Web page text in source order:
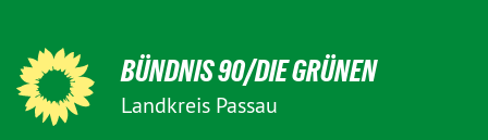
BÜNDNIS 90/DIE GRÜNEN
Landkreis Passau